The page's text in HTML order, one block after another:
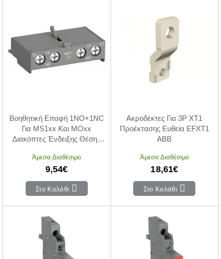
Βοηθητική Επαφή 1NO+1NC
Για MS1xx Και MOxx
Διακόπτες Ένδειξης Θέσης
Άμεσα Διαθέσιμο
9,54€
Στο Καλάθι
Ακροδέκτες Για 3P ΧΤ1
Προέκτασης Ευθεία EFXT1
ABB
Άμεσα Διαθέσιμο
18,61€
Στο Καλάθι